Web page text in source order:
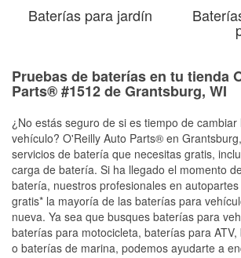
Baterías para jardín
Pruebas de baterías en tu tienda
Parts® #1512 de Grantsburg, WI
¿No estás seguro de si es tiempo de
vehículo? O'Reilly Auto Parts® en
servicios de batería que necesitas gratis,
carga de batería. Si ha llegado el momento
batería, nuestros profesionales en
gratis* la mayoría de las baterías para
nueva. Ya sea que busques baterías para
baterías para motocicleta, baterías para
o baterías de marina, podemos ayudarte a